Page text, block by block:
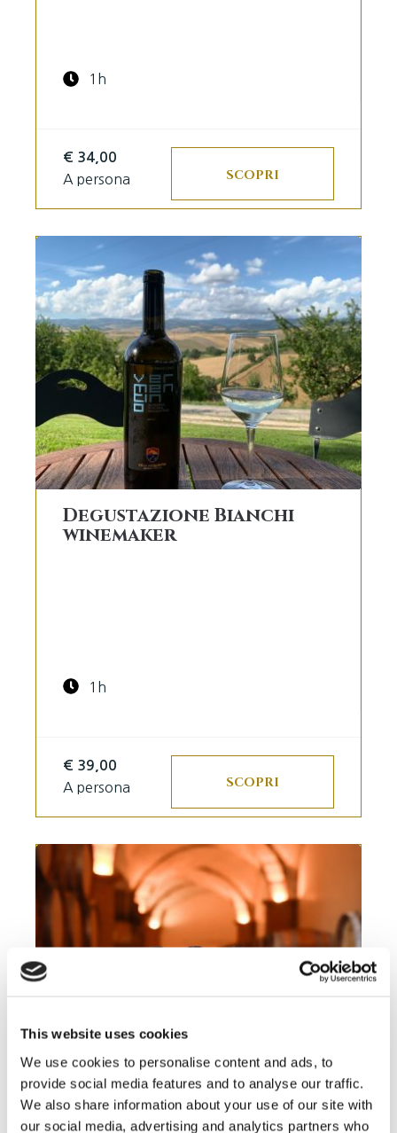
This website uses cookies
We use cookies to personalise content and ads, to
provide social media features and to analyse our traffic.
We also share information about your use of our site with
our social media, advertising and analytics partners who
1h
€ 34,00
A persona SCOPRI
Degustazione Bianchi
winemaker
1h
€ 39,00
A persona SCOPRI
Degustazione Rossi